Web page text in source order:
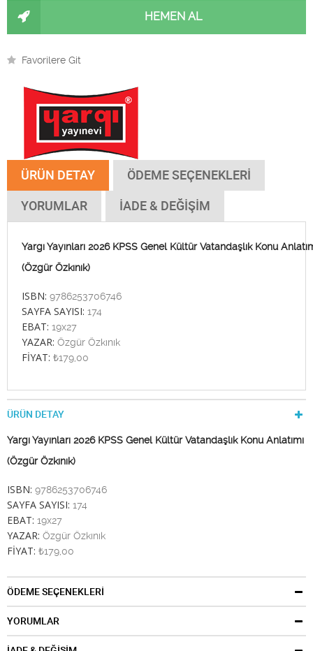
HEMEN AL
Favorilere Git
ÜRÜN DETAY ÖDEME SEÇENEKLERİ
YORUMLAR İADE & DEĞİŞİM
Yargı Yayınları 2026 KPSS Genel Kültür Vatandaşlık Konu
(Özgür Özkınık)
ISBN: 9786253706746
SAYFA SAYISI: 174
EBAT: 19x27
YAZAR: Özgür Özkınık
FİYAT: ₺179,00
ÜRÜN DETAY
Yargı Yayınları 2026 KPSS Genel Kültür Vatandaşlık Konu Anlatımı
(Özgür Özkınık)
ISBN: 9786253706746
SAYFA SAYISI: 174
EBAT: 19x27
YAZAR: Özgür Özkınık
FİYAT: ₺179,00
ÖDEME SEÇENEKLERİ
YORUMLAR